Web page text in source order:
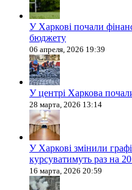
У Харкові почали
бюджету
06 апреля, 2026 19:39
У центрі Харкова
28 марта, 2026 13:14
У Харкові змінили
курсуватимуть раз на
16 марта, 2026 20:59